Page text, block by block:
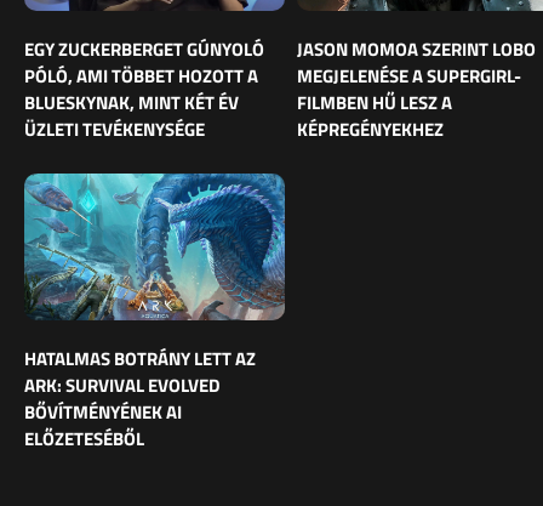
EGY ZUCKERBERGET GÚNYOLÓ
PÓLÓ, AMI TÖBBET HOZOTT A
BLUESKYNAK, MINT KÉT ÉV
ÜZLETI TEVÉKENYSÉGE
JASON MOMOA SZERINT LOBO
MEGJELENÉSE A SUPERGIRL-
FILMBEN HŰ LESZ A
KÉPREGÉNYEKHEZ
HATALMAS BOTRÁNY LETT AZ
ARK: SURVIVAL EVOLVED
BŐVÍTMÉNYÉNEK AI
ELŐZETESÉBŐL